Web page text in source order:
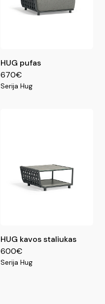
HUG pufas
670€
Serija Hug
HUG kavos staliukas
600€
Serija Hug